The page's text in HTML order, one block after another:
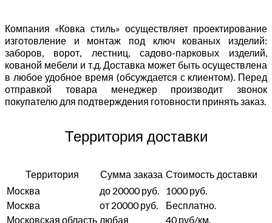
Компания «Ковка стиль» осуществляет проектирование
изготовление и монтаж под ключ кованых изделий:
заборов, ворот, лестниц, садово-парковых изделий,
кованой мебели и т.д. Доставка может быть осуществлена
в любое удобное время (обсуждается с клиентом). Перед
отправкой товара менеджер производит звонок
покупателю для подтверждения готовности принять заказ.
Территория доставки
Территория Сумма заказа Стоимость доставки
Москва до 20000 руб.
1000 руб.
Москва
от 20000 руб.
Бесплатно.
Московская область любая
40 руб/км.